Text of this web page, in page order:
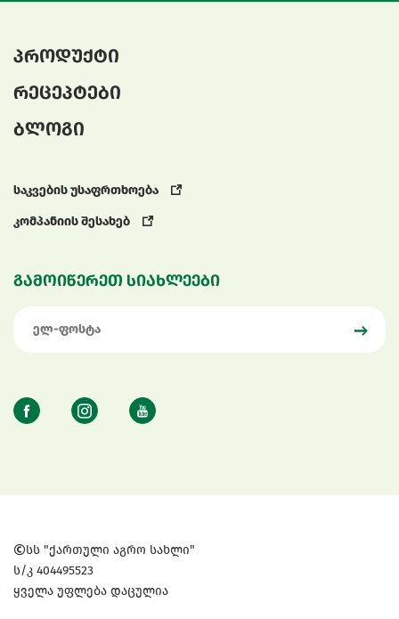
პროდუქტი
რეცეპტები
ბლოგი
საკვების უსაფრთხოება
კომპანიის შესახებ
გამოიწერეთ სიახლეები
სს "ქართული აგრო სახლი"
ს/კ 404495523
ყველა უფლება დაცულია